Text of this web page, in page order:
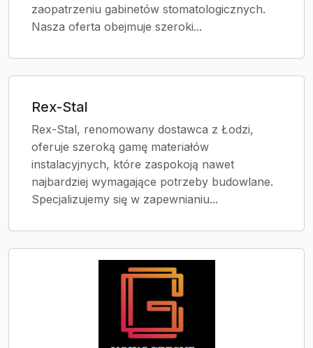
zaopatrzeniu gabinetów stomatologicznych.
Nasza oferta obejmuje szeroki...
Rex-Stal
Rex-Stal, renomowany dostawca z Łodzi,
oferuje szeroką gamę materiałów
instalacyjnych, które zaspokoją nawet
najbardziej wymagające potrzeby budowlane.
Specjalizujemy się w zapewnianiu...